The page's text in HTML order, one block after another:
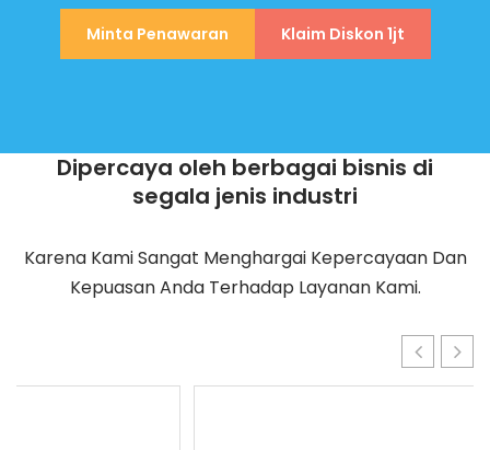
Minta Penawaran Klaim Diskon 1jt
Dipercaya oleh berbagai bisnis di
segala jenis industri
Karena Kami Sangat Menghargai Kepercayaan Dan
Kepuasan Anda Terhadap Layanan Kami.